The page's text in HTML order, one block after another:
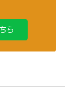
ら